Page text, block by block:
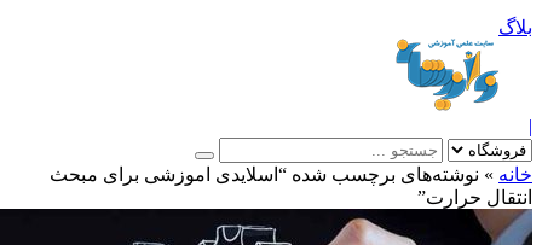
»نوشته‌های برچسب شده “اسلایدی اموزشی برای مبحث
حرارت”